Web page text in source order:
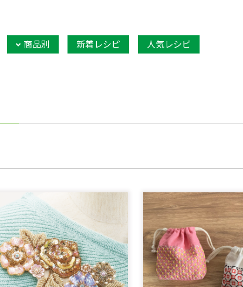
の他
商品別 新着レシピ 人気レシピ